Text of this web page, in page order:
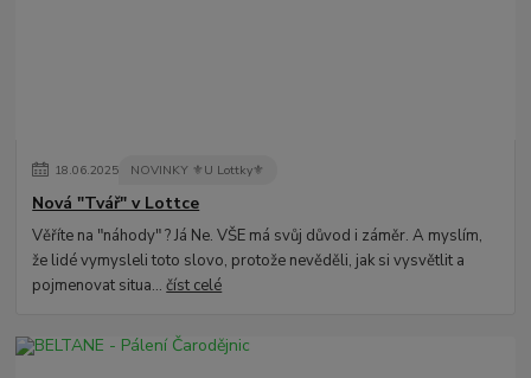
18.06.2025 NOVINKY ⚜️U Lottky⚜️
Nová "Tvář" v Lottce
Věříte na "náhody" ? Já Ne. VŠE má svůj důvod i záměr. A myslím,
že lidé vymysleli toto slovo, protože nevěděli, jak si vysvětlit a
pojmenovat situa...číst celé